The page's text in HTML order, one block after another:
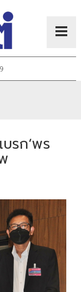
รก‘พร